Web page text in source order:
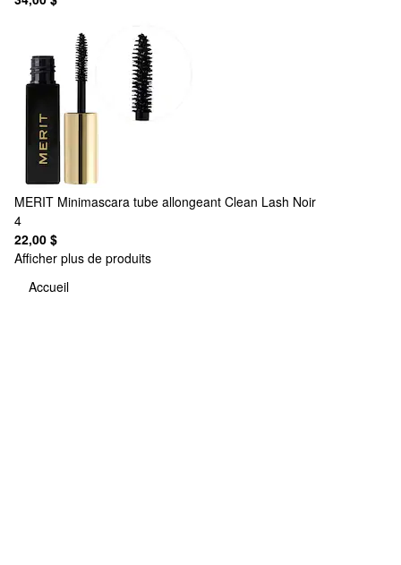
MERIT Minimascara tube allongeant Clean Lash Noir
4
22,00 $
Afficher plus de produits
Accueil